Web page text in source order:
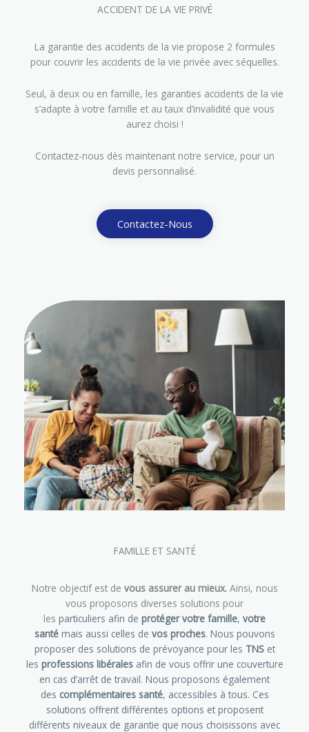
ACCIDENT DE LA VIE PRIVÉ
La garantie des accidents de la vie propose 2 formules
pour couvrir les accidents de la vie privée avec séquelles.
Seul, à deux ou en famille, les garanties accidents de la vie
s’adapte à votre famille et au taux d’invalidité que vous
aurez choisi !
Contactez-nous dès maintenant notre service, pour un
devis personnalisé.
Contactez-Nous
FAMILLE ET SANTÉ
Notre objectif est de vous assurer au mieux.Ainsi, nous
vous proposons diverses solutions pour
les particuliers afin de protéger votre famille, votre
santémais aussi celles de vos proches. Nous pouvons
proposer des solutions de prévoyance pour les TNSet
les professions libéralesafin de vous offrir une couverture
en cas d’arrêt de travail. Nous proposons également
des complémentaires santé, accessibles à tous. Ces
solutions offrent différentes options et proposent
différents niveaux de garantie que nous choisissons avec